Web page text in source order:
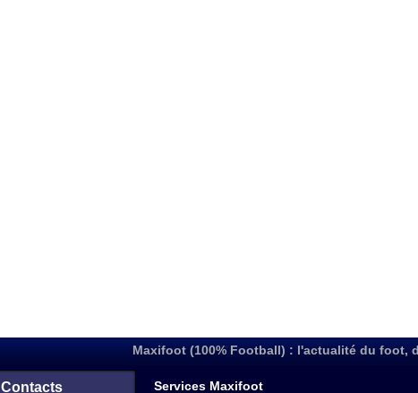
Maxifoot (100% Football) : l'actualité du foot,
Contacts Services Maxifoot